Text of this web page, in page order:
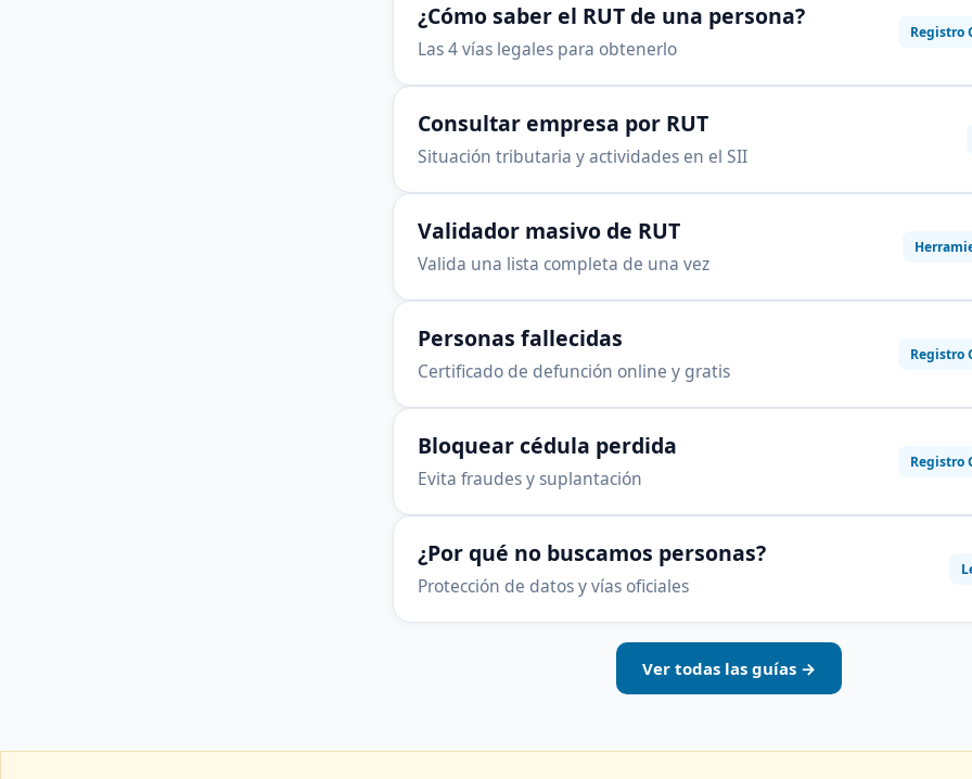
¿Cómo saber el RUT de una persona?
Las 4 vías legales para obtenerlo
Registro
Consultar empresa por RUT
Situación tributaria y actividades en el SII
Validador masivo de RUT
Valida una lista completa de una vez
Personas fallecidas
Certificado de defunción online y gratis
Registro
Bloquear cédula perdida
Evita fraudes y suplantación
Registro
¿Por qué no buscamos personas?
Protección de datos y vías oficiales
Ver todas las guías →